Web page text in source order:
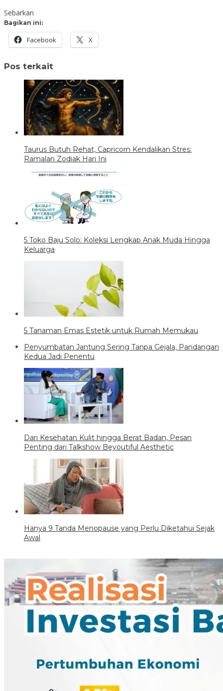
Sebarkan
Bagikan ini:
Facebook X
Pos terkait
Taurus Butuh Rehat, Capricorn Kendalikan Stres:
Ramalan Zodiak Hari Ini
5 Toko Baju Solo: Koleksi Lengkap Anak Muda Hingga
Keluarga
5 Tanaman Emas Estetik untuk Rumah Memukau
Penyumbatan Jantung Sering Tanpa Gejala, Pandangan
Kedua Jadi Penentu
Dari Kesehatan Kulit hingga Berat Badan, Pesan
Penting dari Talkshow Beyoutiful Aesthetic
Hanya 9 Tanda Menopause yang Perlu Diketahui Sejak
Awal